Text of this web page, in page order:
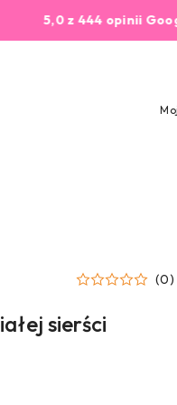
5,0 z 444 opinii Google
(0)
sierści